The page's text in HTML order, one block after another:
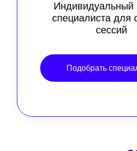
Индивидуальный
специалиста для
сессий
Подобрать